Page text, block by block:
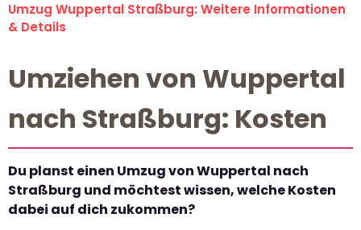
Umzug Wuppertal Straßburg: Weitere Informationen
& Details
Umziehen von Wuppertal
nach Straßburg: Kosten
Du planst einen Umzug von Wuppertal nach
Straßburg und möchtest wissen, welche Kosten
dabei auf dich zukommen?